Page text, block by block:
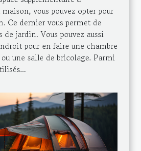
vous pouvez opter pour
Ce dernier vous permet de
de jardin. Vous pouvez aussi
pour en faire une chambre
une salle de bricolage. Parmi